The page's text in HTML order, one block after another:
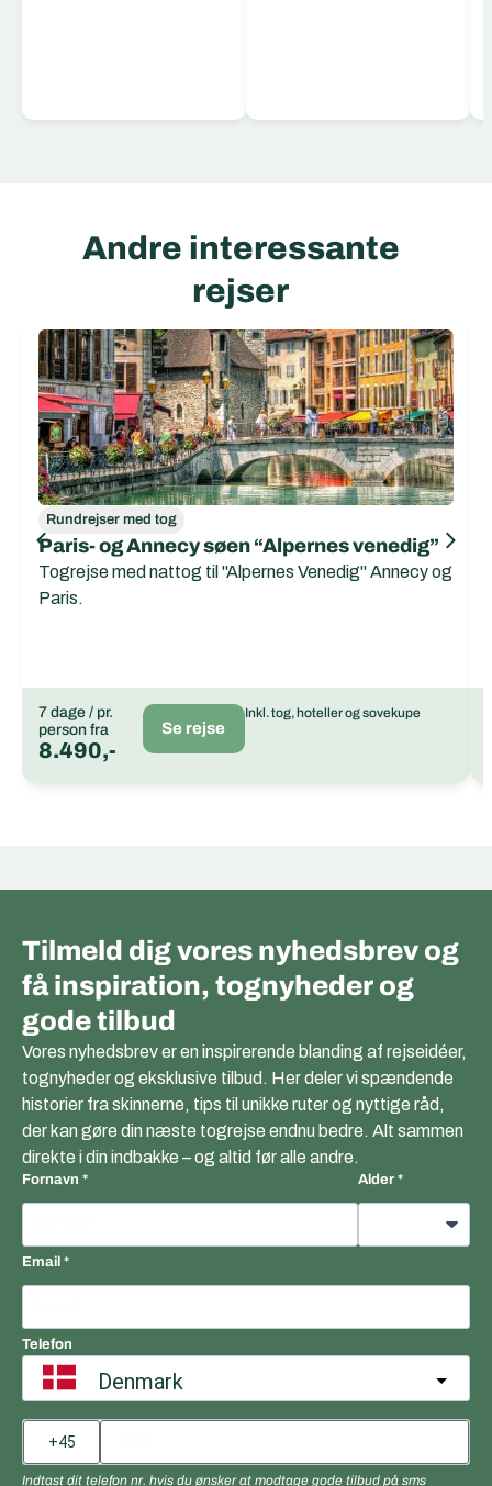
Andre interessante
rejser
Rundrejser med tog
Paris- og Annecy søen “Alpernes venedig”
Togrejse med nattog til "Alpernes Venedig" Annecy og
Paris.
7 dage / pr.
person fra
8.490,-
Se rejse
Inkl. tog, hoteller og sovekupe
Tilmeld dig vores nyhedsbrev og
få inspiration, tognyheder og
gode tilbud
Vores nyhedsbrev er en inspirerende blanding af rejseidéer,
tognyheder og eksklusive tilbud. Her deler vi spændende
historier fra skinnerne, tips til unikke ruter og nyttige råd,
der kan gøre din næste togrejse endnu bedre. Alt sammen
direkte i din indbakke – og altid før alle andre.
Fornavn Alder
Email
Telefon
Denmark
Indtast dit telefon nr. hvis du ønsker at modtage gode tilbud på sms